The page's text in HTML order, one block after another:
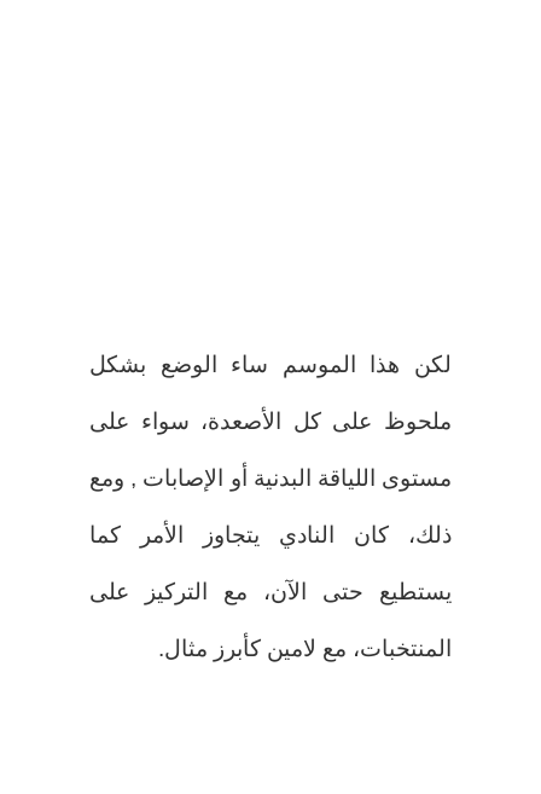
لكن هذا الموسم ساء الوضع بشكل
ملحوظ على كل الأصعدة، سواء على
مستوى اللياقة البدنية أو الإصابات , ومع
ذلك، كان النادي يتجاوز الأمر كما
يستطيع حتى الآن، مع التركيز على
المنتخبات، مع لامين كأبرز مثال.